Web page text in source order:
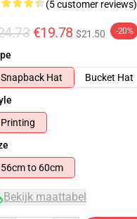
(5 customer reviews)
€19.78 $21.50 -20%
Snapback Hat
Bucket Hat
Printing
56cm to 60cm
Bekijk maattabel